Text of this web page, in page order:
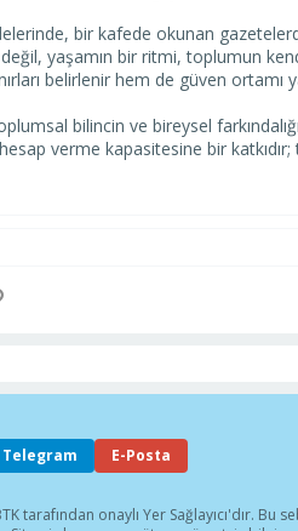
bir kafede okunan
yaşamın bir ritmi, toplumun
belirlenir hem de güven ortamı
bilincin ve bireysel
verme kapasitesine bir
Link
Telegram E-Posta
tarafından onaylı Yer